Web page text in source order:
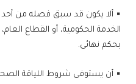
▪ ألا يكون قد سبق فصله من أحد
الخدمة الحكومية، أو القطاع
بحكم نهائى.
▪ أن يستوفى شروط اللياقة